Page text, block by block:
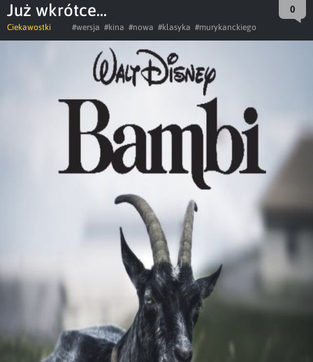
Już wkrótce... 0
Ciekawostki #wersja #kina #nowa #klasyka #murykanckiego